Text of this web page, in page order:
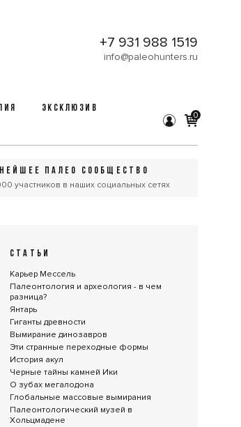
+7 931 988 1519
info@paleohunters.ru
ЭКСКЛЮЗИВ
0
ПАЛЕО СООБЩЕСТВО
участников в наших социальных сетях
СТАТЬИ
Карьер Мессель
Палеонтология и археология - в чем
разница?
Янтарь
Гиганты древности
Вымирание динозавров
Эти странные переходные формы
История акул
Черные тайны камней Ики
О зубах мегалодона
Глобальные массовые вымирания
Палеонтологический музей в
Хольцмадене